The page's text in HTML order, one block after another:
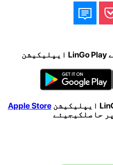
Apple Store
پر حاصلکیجیئے